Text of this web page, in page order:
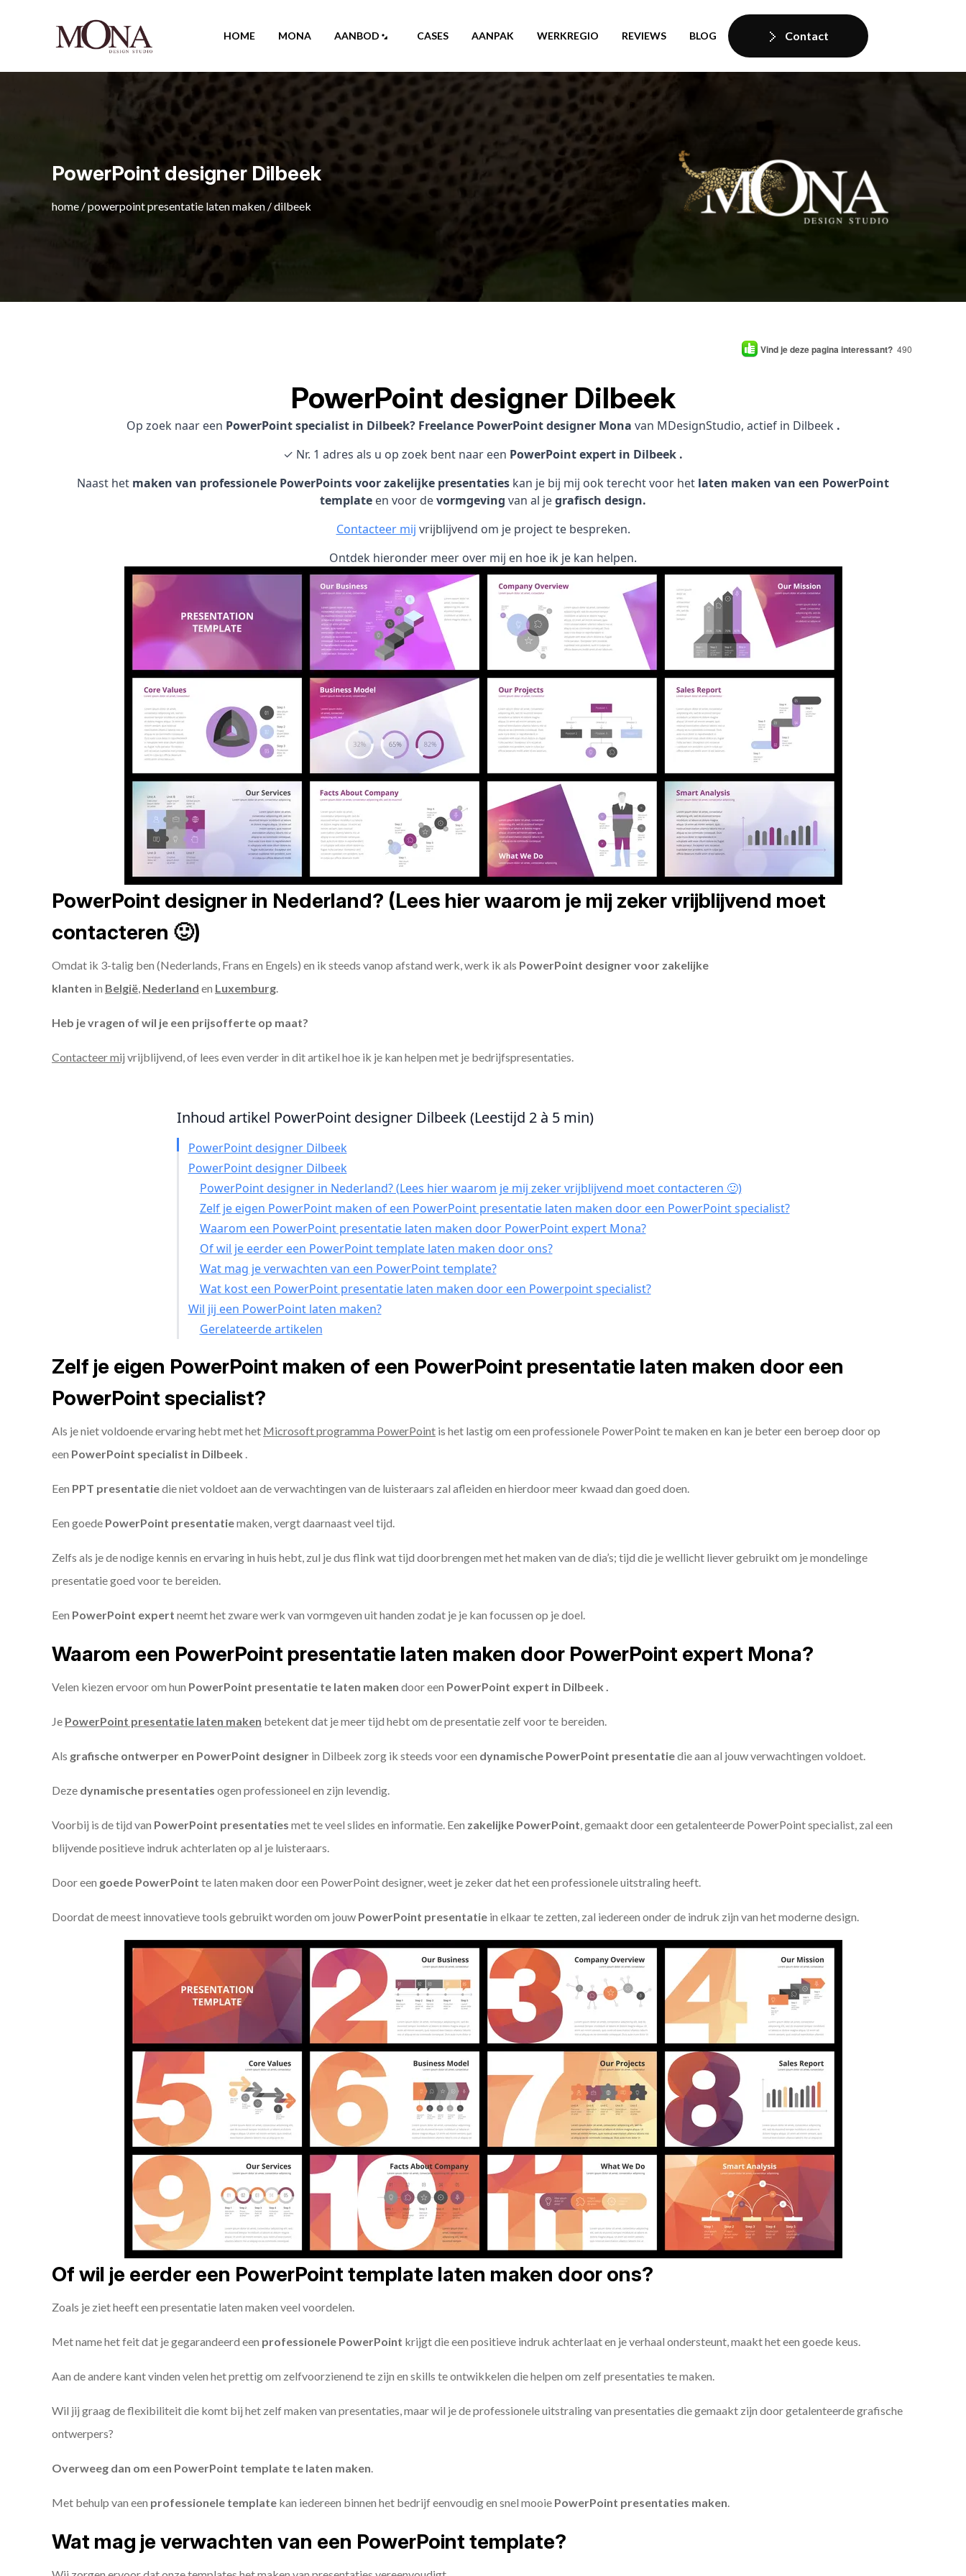
HOME MONA AANBOD CASES AANPAK WERKREGIO REVIEWS BLOG Contact
PowerPoint designer Dilbeek
home /powerpoint presentatie laten maken/dilbeek
Vind je deze pagina interessant? 490
PowerPoint designer Dilbeek
Op zoek naar een PowerPoint specialist in Dilbeek? Freelance PowerPoint designer Mona van MDesignStudio, actief in Dilbeek .
✓ Nr. 1 adres als u op zoek bent naar een PowerPoint expert in Dilbeek .
Naast het maken van professionele PowerPoints voor zakelijke presentaties kan je bij mij ook terecht voor het laten maken van een PowerPoint
template en voor devormgeving van al jegrafisch design.
Contacteer mij vrijblijvend om je project te bespreken.
Ontdek hieronder meer over mij en hoe ik je kan helpen.
PowerPoint designer in Nederland? (Lees hier waarom je mij zeker vrijblijvend moet
contacteren 🙂)
Omdat ik 3-talig ben (Nederlands, Frans en Engels) en ik steeds vanop afstand werk, werk ik als PowerPoint designer voor zakelijke
klanten in België, Nederland en Luxemburg.
Heb je vragen of wil je een prijsofferte op maat?
Contacteer mij vrijblijvend, of lees even verder in dit artikel hoe ik je kan helpen met je bedrijfspresentaties.
Inhoud artikel PowerPoint designer Dilbeek (Leestijd 2 à 5 min)
PowerPoint designer Dilbeek
PowerPoint designer Dilbeek
PowerPoint designer in Nederland? (Lees hier waarom je mij zeker vrijblijvend moet contacteren 🙂)
Zelf je eigen PowerPoint maken of een PowerPoint presentatie laten maken door een PowerPoint specialist?
Waarom een PowerPoint presentatie laten maken door PowerPoint expert Mona?
Of wil je eerder een PowerPoint template laten maken door ons?
Wat mag je verwachten van een PowerPoint template?
Wat kost een PowerPoint presentatie laten maken door een Powerpoint specialist?
Wil jij een PowerPoint laten maken?
Gerelateerde artikelen
Zelf je eigen PowerPoint maken of een PowerPoint presentatie laten maken door een
PowerPoint specialist?
Als je niet voldoende ervaring hebt met het Microsoft programma PowerPoint is het lastig om een professionele PowerPoint te maken en kan je beter een beroep door op
een PowerPoint specialist in Dilbeek .
Een PPT presentatiedie niet voldoet aan de verwachtingen van de luisteraars zal afleiden en hierdoor meer kwaad dan goed doen.
Een goede PowerPoint presentatiemaken, vergt daarnaast veel tijd.
Zelfs als je de nodige kennis en ervaring in huis hebt, zul je dus flink wat tijd doorbrengen met het maken van de dia’s; tijd die je wellicht liever gebruikt om je mondelinge
presentatie goed voor te bereiden.
Een PowerPoint expert neemt het zware werk van vormgeven uit handen zodat je je kan focussen op je doel.
Waarom een PowerPoint presentatie laten maken door PowerPoint expert Mona?
Velen kiezen ervoor om hun PowerPoint presentatie te laten maken door een PowerPoint expert in Dilbeek .
Je PowerPoint presentatie laten maken betekent dat je meer tijd hebt om de presentatie zelf voor te bereiden.
Als grafische ontwerper en PowerPoint designer in Dilbeek zorg ik steeds voor een dynamische PowerPoint presentatiedie aan al jouw verwachtingen voldoet.
Deze dynamische presentaties ogen professioneel en zijn levendig.
Voorbij is de tijd van PowerPoint presentaties met te veel slides en informatie. Een zakelijke PowerPoint, gemaakt door een getalenteerde PowerPoint specialist, zal een
blijvende positieve indruk achterlaten op al je luisteraars.
Door een goede PowerPoint te laten maken door een PowerPoint designer, weet je zeker dat het een professionele uitstraling heeft.
Doordat de meest innovatieve tools gebruikt worden om jouw PowerPoint presentatie in elkaar te zetten, zal iedereen onder de indruk zijn van het moderne design.
Of wil je eerder een PowerPoint template laten maken door ons?
Zoals je ziet heeft een presentatie laten maken veel voordelen.
Met name het feit dat je gegarandeerd een professionele PowerPoint krijgt die een positieve indruk achterlaat en je verhaal ondersteunt, maakt het een goede keus.
Aan de andere kant vinden velen het prettig om zelfvoorzienend te zijn en skills te ontwikkelen die helpen om zelf presentaties te maken.
Wil jij graag de flexibiliteit die komt bij het zelf maken van presentaties, maar wil je de professionele uitstraling van presentaties die gemaakt zijn door getalenteerde grafische
ontwerpers?
Overweeg dan om een PowerPoint template te laten maken.
Met behulp van een professionele template kan iedereen binnen het bedrijf eenvoudig en snel mooie PowerPoint presentaties maken.
Wat mag je verwachten van een PowerPoint template?